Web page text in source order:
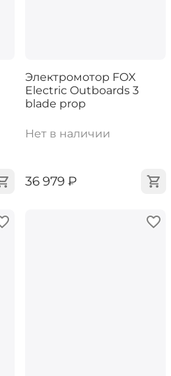
Электромотор FOX
Electric Outboards 3
blade prop
Нет в наличии
‍36 979‍ ₽